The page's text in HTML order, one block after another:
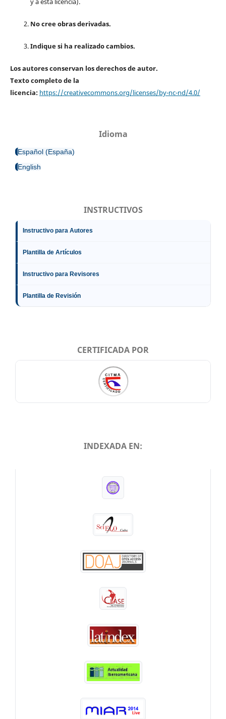
No cree obras derivadas.
Indique si ha realizado cambios.
Los autores conservan los derechos de autor.
Texto completo de la
licencia: https://creativecommons.org/licenses/by-nc-nd/4.0/
Idioma
Español (España)
English
INSTRUCTIVOS
Instructivo para Autores
Plantilla de Artículos
Instructivo para Revisores
Plantilla de Revisión
CERTIFICADA POR
INDEXADA EN: